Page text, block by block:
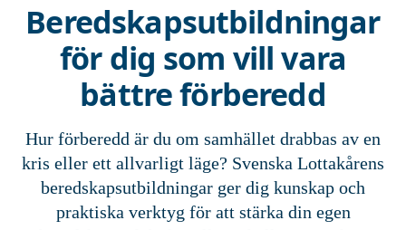
Beredskapsutbildningar
för dig som vill vara
bättre förberedd
Hur förberedd är du om samhället drabbas av en
kris eller ett allvarligt läge? Svenska Lottakårens
beredskapsutbildningar ger dig kunskap och
praktiska verktyg för att stärka din egen